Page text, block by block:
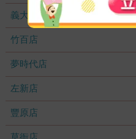
義大店
竹百店
夢時代店
左新店
豐原店